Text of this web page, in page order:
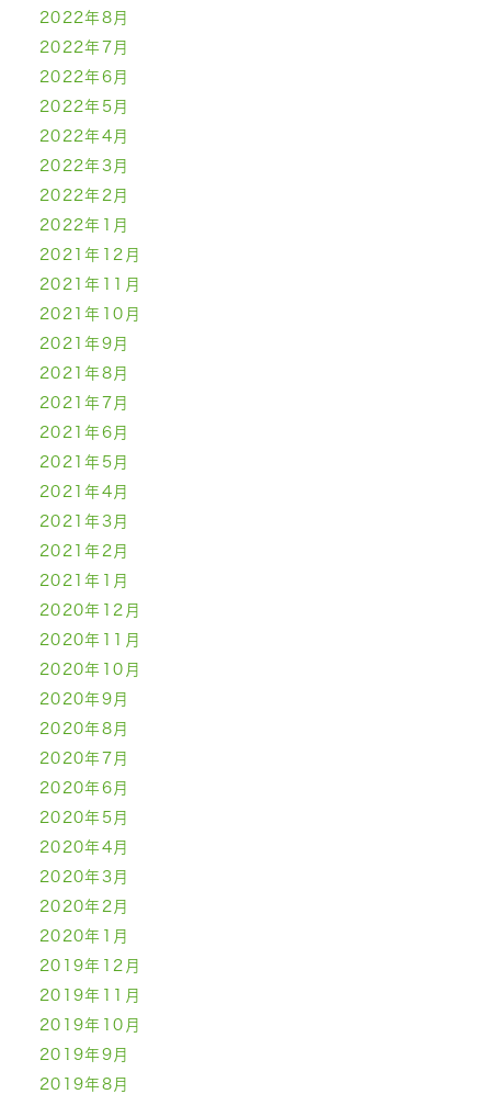
2022年8月
2022年7月
2022年6月
2022年5月
2022年4月
2022年3月
2022年2月
2022年1月
2021年12月
2021年11月
2021年10月
2021年9月
2021年8月
2021年7月
2021年6月
2021年5月
2021年4月
2021年3月
2021年2月
2021年1月
2020年12月
2020年11月
2020年10月
2020年9月
2020年8月
2020年7月
2020年6月
2020年5月
2020年4月
2020年3月
2020年2月
2020年1月
2019年12月
2019年11月
2019年10月
2019年9月
2019年8月